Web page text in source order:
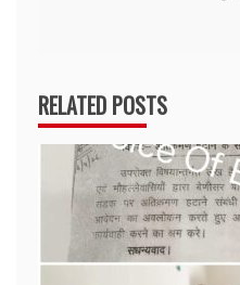
RELATED POSTS